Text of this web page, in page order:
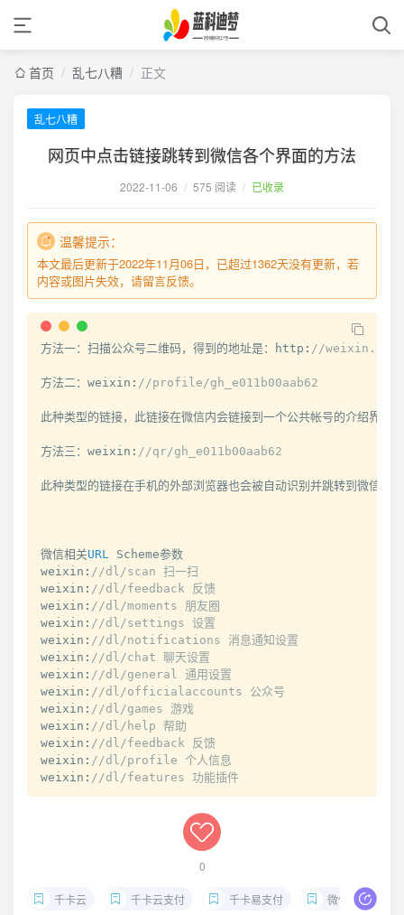
首页 / 乱七八糟 / 正文
乱七八糟
网页中点击链接跳转到微信各个界面的方法
2022-11-06 / 575 阅读 / 已收录
温馨提示：
本文最后更新于2022年11月06日，已超过1362天没有更新，若
内容或图片失效，请留言反馈。
方法一：扫描公众号二维码，得到的地址是：http : //
方法二：weixin : //profile/gh_e011b00aab62
此种类型的链接，此链接在微信内会链接到一个公共帐号的介绍界面
方法三：weixin : //qr/gh_e011b00aab62
此种类型的链接在手机的外部浏览器也会被自动识别并跳转到微信，
微信相关URL Scheme参数
weixin : //dl/scan 扫一扫
weixin : //dl/feedback 反馈
weixin : //dl/moments 朋友圈
weixin : //dl/settings 设置
weixin : //dl/notifications 消息通知设置
weixin : //dl/chat 聊天设置
weixin : //dl/general 通用设置
weixin : //dl/officialaccounts 公众号
weixin : //dl/games 游戏
weixin : //dl/help 帮助
weixin : //dl/feedback 反馈
weixin : //dl/profile 个人信息
weixin : //dl/features 功能插件
0
千卡云 千卡云支付 千卡易支付 微信